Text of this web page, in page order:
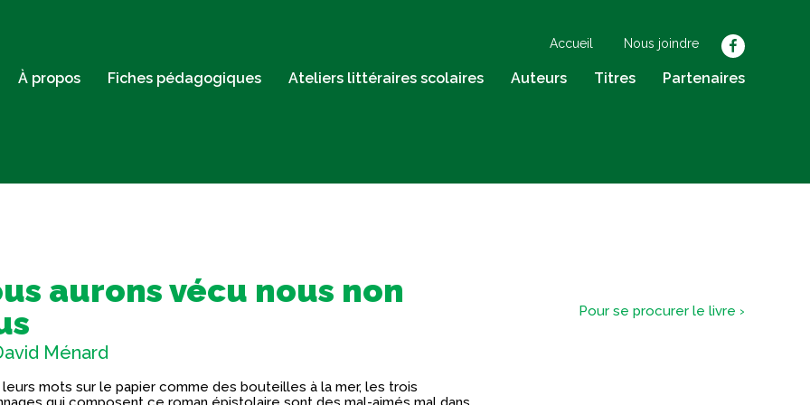
facebook
Accueil Nous joindre
À propos Fiches pédagogiques Ateliers littéraires scolaires Auteurs Titres Partenaires
aurons vécu nous non
Ménard
mots sur le papier comme des bouteilles à la mer, les trois
Pour se procurer le livre ›